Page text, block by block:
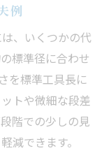
例
、いくつかの代
標準径に合わせ
を標準工具長に
トや微細な段差
階での少しの見
減できます。